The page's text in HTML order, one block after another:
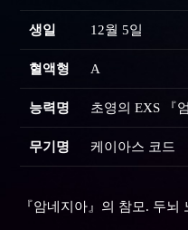
생일 12월 5일
혈액형 A
능력명 초영의 EXS 『
무기명 케이아스 코드
『암네지아』의 참모. 두